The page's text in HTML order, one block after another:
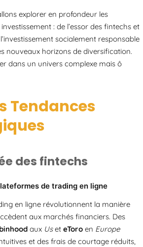
explorer en profondeur les
: de l’essor des fintechs et
socialement responsable
nouveaux horizons de diversification.
dans un univers complexe mais ô
Tendances
des fintechs
de trading en ligne
en ligne révolutionnent la manière
aux marchés financiers. Des
aux Uset eToro en Europe
et des frais de courtage réduits,